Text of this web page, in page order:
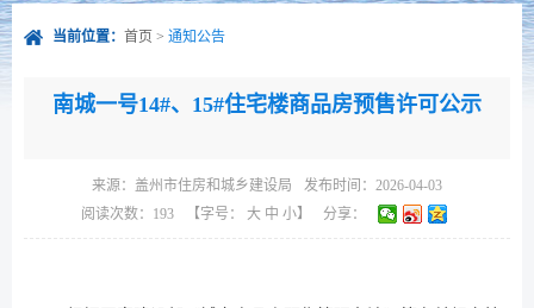
当前位置： 首页 > 通知公告
南城一号14#、15#住宅楼商品房预售许可公示
来源： 盖州市住房和城乡建设局
发布时间：2026-04-03
阅读次数： 193 【字号： 大 中 小】 分享：